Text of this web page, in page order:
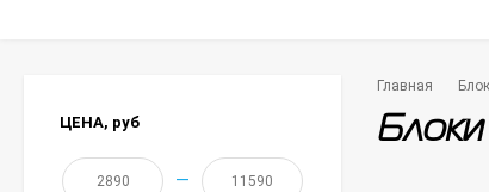
Главная
Блоки
ЦЕНА, руб
—